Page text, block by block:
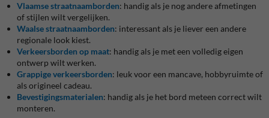
Vlaamse straatnaamborden: handig als je nog andere afmetingen
of stijlen wilt vergelijken.
Waalse straatnaamborden: interessant als je liever een andere
regionale look kiest.
Verkeersborden op maat: handig als je met een volledig eigen
ontwerp wilt werken.
Grappige verkeersborden: leuk voor een mancave, hobbyruimte of
als origineel cadeau.
Bevestigingsmaterialen: handig als je het bord meteen correct wilt
monteren.